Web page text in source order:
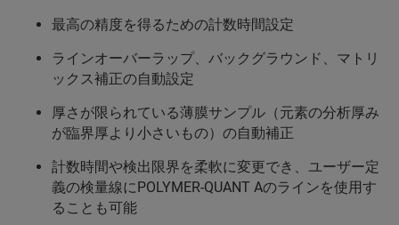
最高の精度を得るための計数時間設定
ラインオーバーラップ、バックグラウンド、マトリ
ックス補正の自動設定
厚さが限られている薄膜サンプル（元素の分析厚み
が臨界厚より小さいもの）の自動補正
計数時間や検出限界を柔軟に変更でき、ユーザー定
義の検量線にPOLYMER-QUANT Aのラインを使用す
ることも可能